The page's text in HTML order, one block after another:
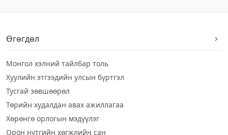
Өгөгдөл
Монгол хэлний тайлбар толь
Хуулийн этгээдийн улсын бүртгэл
Тусгай зөвшөөрөл
Төрийн худалдан авах ажиллагаа
Хөрөнгө орлогын мэдүүлэг
Орон нутгийн хөгжлийн сан